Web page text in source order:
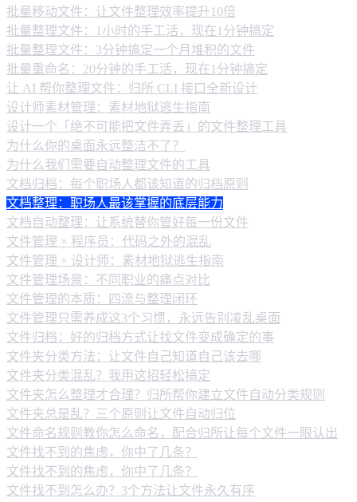
批量移动文件：让文件整理效率提升10倍
批量整理文件：1小时的手工活，现在1分钟搞定
批量整理文件：3分钟搞定一个月堆积的文件
批量重命名：20分钟的手工活，现在1分钟搞定
让 AI 帮你整理文件：归所 CLI 接口全新设计
设计师素材管理：素材地狱逃生指南
设计一个「绝不可能把文件弄丢」的文件整理工具
为什么你的桌面永远整洁不了？
为什么我们需要自动整理文件的工具
文档归档：每个职场人都该知道的归档原则
文档整理：职场人最该掌握的底层能力
文档自动整理：让系统替你管好每一份文件
文件管理 × 程序员：代码之外的混乱
文件管理 × 设计师：素材地狱逃生指南
文件管理场景：不同职业的痛点对比
文件管理的本质：四流与整理闭环
文件管理只需养成这3个习惯，永远告别凌乱桌面
文件归档：好的归档方式让找文件变成确定的事
文件夹分类方法：让文件自己知道自己该去哪
文件夹分类混乱？我用这招轻松搞定
文件夹怎么整理才合理？归所帮你建立文件自动分类规则
文件夹总是乱？三个原则让文件自动归位
文件命名规则教你怎么命名，配合归所让每个文件一眼认出
文件找不到的焦虑，你中了几条？
文件找不到的焦虑，你中了几条？
文件找不到怎么办？3个方法让文件永久有序